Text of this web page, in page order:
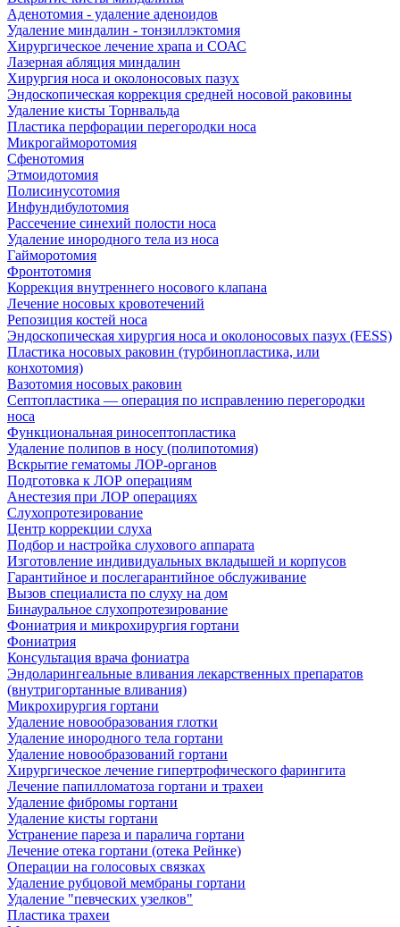
Аденотомия - удаление аденоидов
Удаление миндалин - тонзиллэктомия
Хирургическое лечение храпа и СОАС
Лазерная абляция миндалин
Хирургия носа и околоносовых пазух
Эндоскопическая коррекция средней носовой раковины
Удаление кисты Торнвальда
Пластика перфорации перегородки носа
Микрогайморотомия
Сфенотомия
Этмоидотомия
Полисинусотомия
Инфундибулотомия
Рассечение синехий полости носа
Удаление инородного тела из носа
Гайморотомия
Фронтотомия
Коррекция внутреннего носового клапана
Лечение носовых кровотечений
Репозиция костей носа
Эндоскопическая хирургия носа и околоносовых пазух (FESS)
Пластика носовых раковин (турбинопластика, или
конхотомия)
Вазотомия носовых раковин
Септопластика — операция по исправлению перегородки
носа
Функциональная риносептопластика
Удаление полипов в носу (полипотомия)
Вскрытие гематомы ЛОР-органов
Подготовка к ЛОР операциям
Анестезия при ЛОР операциях
Слухопротезирование
Центр коррекции слуха
Подбор и настройка слухового аппарата
Изготовление индивидуальных вкладышей и корпусов
Гарантийное и послегарантийное обслуживание
Вызов специалиста по слуху на дом
Бинауральное слухопротезирование
Фониатрия и микрохирургия гортани
Фониатрия
Консультация врача фониатра
Эндоларингеальные вливания лекарственных препаратов
(внутригортанные вливания)
Микрохирургия гортани
Удаление новообразования глотки
Удаление инородного тела гортани
Удаление новообразований гортани
Хирургическое лечение гипертрофического фарингита
Лечение папилломатоза гортани и трахеи
Удаление фибромы гортани
Удаление кисты гортани
Устранение пареза и паралича гортани
Лечение отека гортани (отека Рейнке)
Операции на голосовых связках
Удаление рубцовой мембраны гортани
Удаление "певческих узелков"
Пластика трахеи